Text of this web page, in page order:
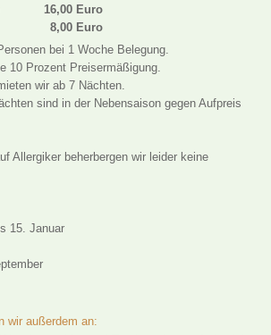
16,00 Euro
8,00 Euro
bei 1 Woche Belegung.
10 Prozent Preisermäßigung.
wir ab 7 Nächten.
sind in der Nebensaison gegen Aufpreis
Allergiker beherbergen wir leider keine
15. Januar
wir außerdem an: